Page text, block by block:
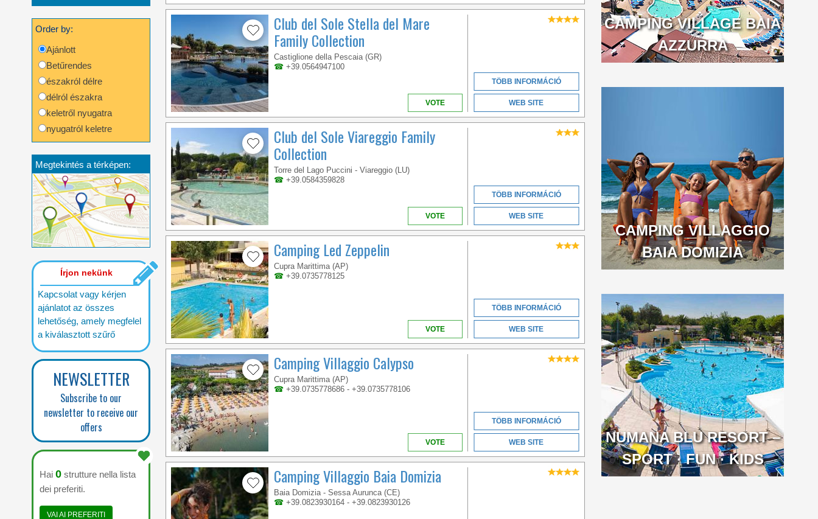
Order by:
Ajánlott
Betűrendes
északról délre
délról északra
keletről nyugatra
nyugatról keletre
Megtekintés a térképen:
Írjon nekünk
Kapcsolat vagy kérjen
ajánlatot az összes
lehetőség, amely megfelel
a kiválasztott szűrő
NEWSLETTER
Subscribe to our
newsletter to receive our
offers
Hai 0 strutture nella lista
dei preferiti.
VAI AI PREFERITI
Club del Sole Stella del Mare
Family Collection
Castiglione della Pescaia (GR)
☎ +39.0564947100
VOTE
TÖBB INFORMÁCIÓ
WEB SITE
Club del Sole Viareggio Family
Collection
Torre del Lago Puccini - Viareggio (LU)
☎ +39.0584359828
VOTE
TÖBB INFORMÁCIÓ
WEB SITE
Camping Led Zeppelin
Cupra Marittima (AP)
☎ +39.0735778125
VOTE
TÖBB INFORMÁCIÓ
WEB SITE
Camping Villaggio Calypso
Cupra Marittima (AP)
☎ +39.0735778686 - +39.0735778106
VOTE
TÖBB INFORMÁCIÓ
WEB SITE
Camping Villaggio Baia Domizia
Baia Domizia - Sessa Aurunca (CE)
☎ +39.0823930164 - +39.0823930126
CAMPING VILLAGE BAIA
AZZURRA
LONG LOCATED IN THE
BEAUTIFUL GOLFO DI
CAMPING VILLAGGIO
BAIA DOMIZIA
CAMPANIA
OUR CAMPSITE IS A
CONERO RIVIERA,
SURROUNDED BY
ROSE GARDENS AND
NUMANA BLU RESORT –
SPORT · FUN · KIDS
MARCHE